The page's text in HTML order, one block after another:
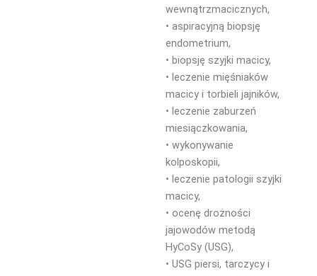
wewnątrzmacicznych,
• aspiracyjną biopsję
endometrium,
• biopsję szyjki macicy,
• leczenie mięśniaków
macicy i torbieli jajników,
• leczenie zaburzeń
miesiączkowania,
• wykonywanie
kolposkopii,
• leczenie patologii szyjki
macicy,
• ocenę drożności
jajowodów metodą
HyCoSy (USG),
• USG piersi, tarczycy i